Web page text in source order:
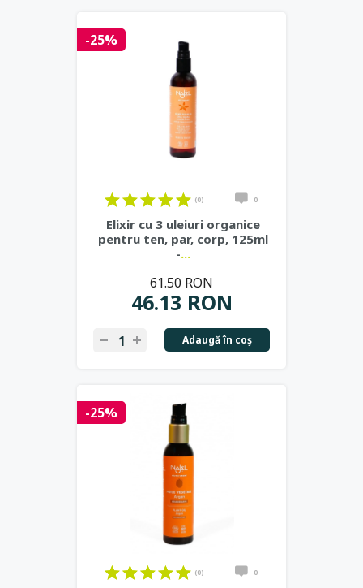
-25%
(0) 0
Elixir cu 3 uleiuri organice
pentru ten, par, corp, 125ml
-...
46.13 RON
61.50 RON
Adaugă în coş
-25%
(0) 0